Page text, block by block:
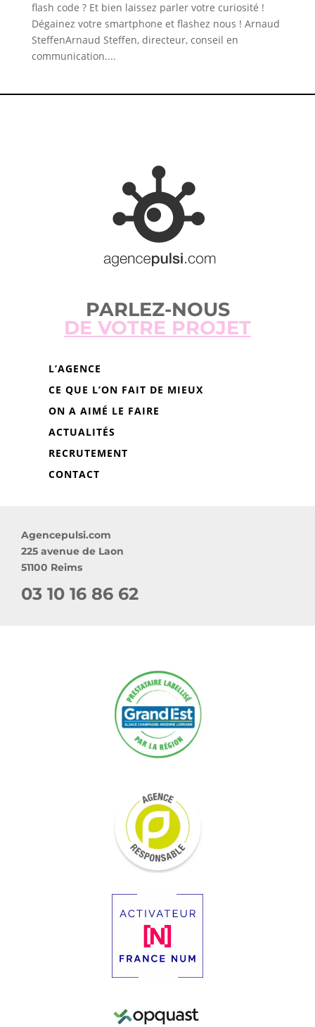
flash code ? Et bien laissez parler votre curiosité !
Dégainez votre smartphone et flashez nous ! Arnaud
SteffenArnaud Steffen, directeur, conseil en
communication....
PARLEZ-NOUS
DE VOTRE PROJET
L’AGENCE
CE QUE L’ON FAIT DE MIEUX
ON A AIMÉ LE FAIRE
ACTUALITÉS
RECRUTEMENT
CONTACT
Agencepulsi.com
225 avenue de Laon
51100 Reims
03 10 16 86 62